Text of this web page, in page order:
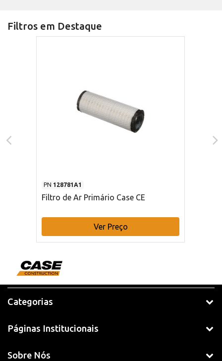
Filtros em Destaque
PN 128781A1
Filtro de Ar Primário Case CE
Ver Preço
Categorias
Páginas Institucionais
Sobre Nós